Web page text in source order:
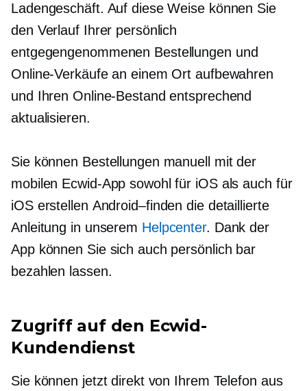
Ladengeschäft. Auf diese Weise können Sie
den Verlauf Ihrer persönlich
entgegengenommenen Bestellungen und
Online-Verkäufe an einem Ort aufbewahren
und Ihren Online-Bestand entsprechend
aktualisieren.
Sie können Bestellungen manuell mit der
mobilen Ecwid-App sowohl für iOS als auch für
iOS erstellen Android–finden die detaillierte
Anleitung in unserem Helpcenter. Dank der
App können Sie sich auch persönlich bar
bezahlen lassen.
Zugriff auf den Ecwid-
Kundendienst
Sie können jetzt direkt von Ihrem Telefon aus